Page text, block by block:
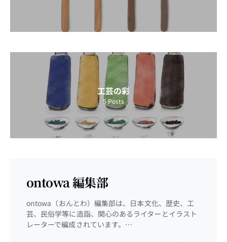
工芸の彩
5 Posts
ontowa 編集部
ontowa（おんとわ）編集部は、日本文化、歴史、工
芸、民俗学等に造詣、関心のあるライターとイラスト
レーターで編成されています。…